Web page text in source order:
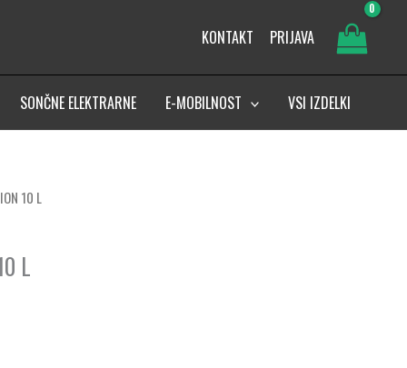
KONTAKT PRIJAVA
SONČNE ELEKTRARNE E-MOBILNOST VSI IZDELKI
10 L
L